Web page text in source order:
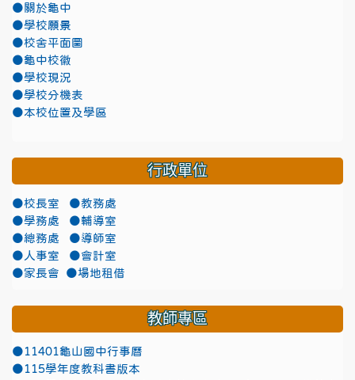
●關於龜中
●學校願景
●校舍平面圖
●龜中校徽
●學校現況
●學校分機表
●本校位置及學區
行政單位
●校長室
●教務處
●學務處
●輔導室
●總務處
●導師室
●人事室
●會計室
●家長會
●場地租借
教師專區
●11401龜山國中行事曆
●115學年度教科書版本